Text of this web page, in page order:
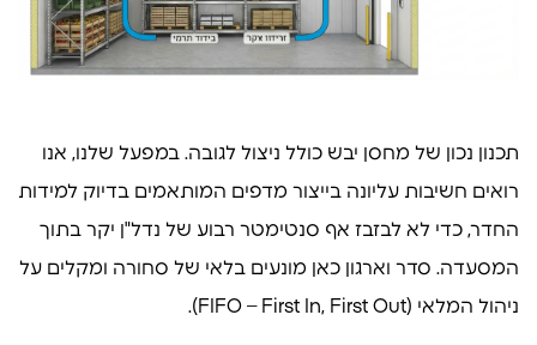
תכנון נכון של מחסן יבש כולל ניצול לגובה. במפעל שלנו, אנו
רואים חשיבות עליונה בייצור מדפים המותאמים בדיוק למידות
החדר, כדי לא לבזבז אף סנטימטר רבוע של נדל"ן יקר בתוך
המסעדה. סדר וארגון כאן מונעים בלאי של סחורה ומקלים על
ניהול המלאי (FIFO – First In, First Out).